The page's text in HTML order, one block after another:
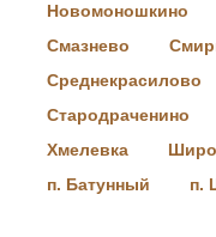
Новомоношкино
Смазнево
Среднекрасилово
Стародраченино
Хмелевка
п. Батунный
п.